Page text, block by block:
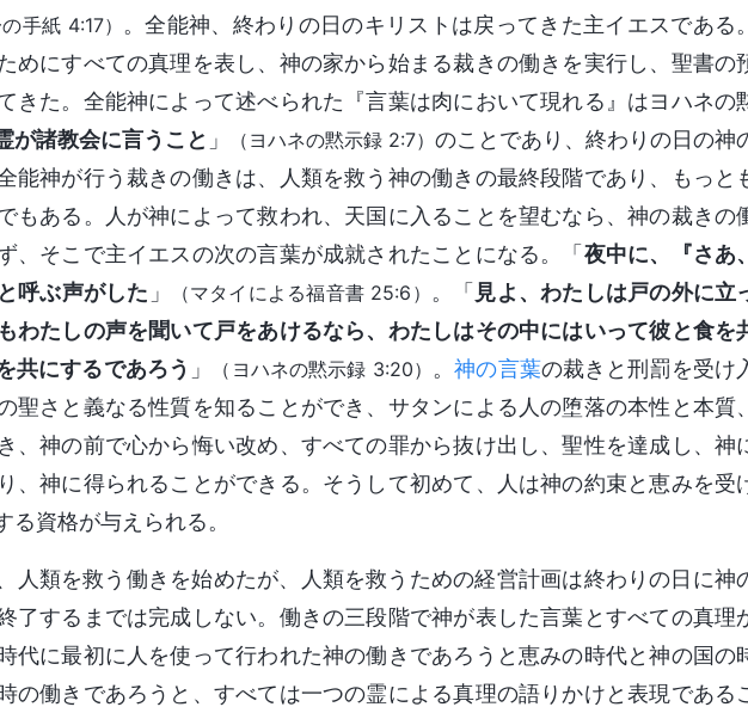
手紙 4:17） 。全能神、終わりの日のキリストは戻ってきた主イエスである。
めにすべての真理を表し、神の家から始まる裁きの働きを実行し、聖書の
きた。全能神によって述べられた『言葉は肉において現れる』はヨハネの
が諸教会に言うこと 」 （ヨハネの黙示録 2:7）のことであり、終わりの日の神
能神が行う裁きの働きは、人類を救う神の働きの最終段階であり、もっと
もある。人が神によって救われ、天国に入ることを望むなら、神の裁きの
、そこで主イエスの次の言葉が成就されたことになる。「 夜中に、『さあ、
呼ぶ声がした 」 （マタイによる福音書 25:6） 。「 見よ、わたしは戸の外に立
わたしの声を聞いて戸をあけるなら、わたしはその中にはいって彼と食を
共にするであろう 」 （ヨハネの黙示録 3:20） 。神の言葉の裁きと刑罰を受け
聖さと義なる性質を知ることができ、サタンによる人の堕落の本性と本質、
、神の前で心から悔い改め、すべての罪から抜け出し、聖性を達成し、神
、神に得られることができる。そうして初めて、人は神の約束と恵みを受
資格が与えられる。
人類を救う働きを始めたが、人類を救うための経営計画は終わりの日に神
了するまでは完成しない。働きの三段階で神が表した言葉とすべての真理
代に最初に人を使って行われた神の働きであろうと恵みの時代と神の国の
の働きであろうと、すべては一つの霊による真理の語りかけと表現である